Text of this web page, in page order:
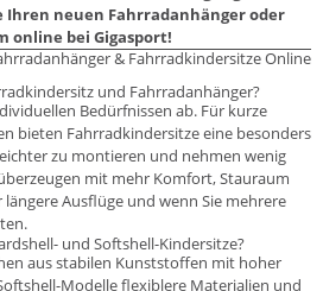
Ihren neuen Fahrradanhänger oder
online bei Gigasport!
& Fahrradkindersitze Online
und Fahrradanhänger?
Bedürfnissen ab. Für kurze
bieten Fahrradkindersitze eine besonders
zu montieren und nehmen wenig
mit mehr Komfort, Stauraum
Ausflüge und wenn Sie mehrere
und Softshell-Kindersitze?
aus stabilen Kunststoffen mit hoher
Modelle flexiblere Materialien und